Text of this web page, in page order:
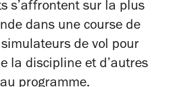
s’affrontent sur la plus
dans une course de
de vol pour
la discipline et d’autres
programme.